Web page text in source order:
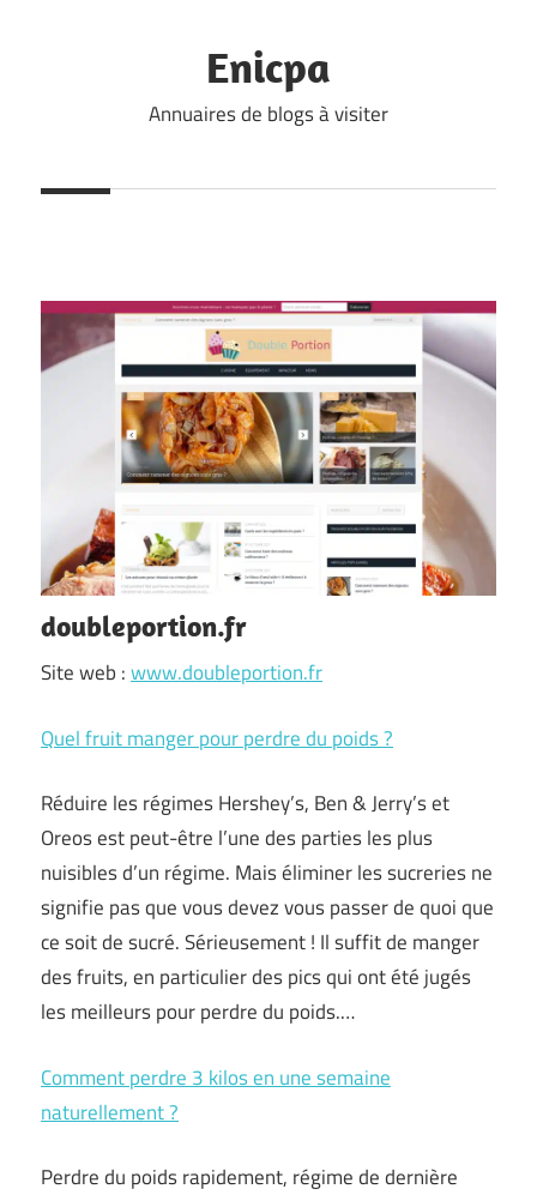
Enicpa
Annuaires de blogs à visiter
doubleportion.fr
Site web :www.doubleportion.fr
Quel fruit manger pour perdre du poids ?
Réduire les régimes Hershey’s, Ben & Jerry’s et
Oreos est peut-être l’une des parties les plus
nuisibles d’un régime. Mais éliminer les sucreries ne
signifie pas que vous devez vous passer de quoi que
ce soit de sucré. Sérieusement ! Il suffit de manger
des fruits, en particulier des pics qui ont été jugés
les meilleurs pour perdre du poids.…
Comment perdre 3 kilos en une semaine
naturellement ?
Perdre du poids rapidement, régime de dernière